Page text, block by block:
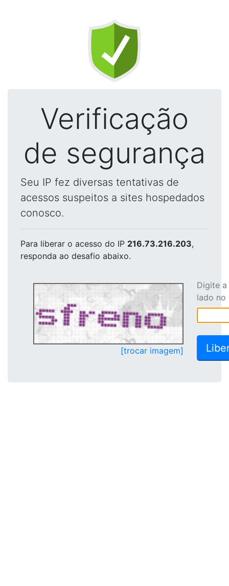
Verificação
de segurança
Seu IP fez diversas tentativas de
acessos suspeitos a sites hospedados
conosco.
Para liberar o acesso do IP 216.73.216.203,
responda ao desafio abaixo.
[trocar imagem]
Digite
lado no